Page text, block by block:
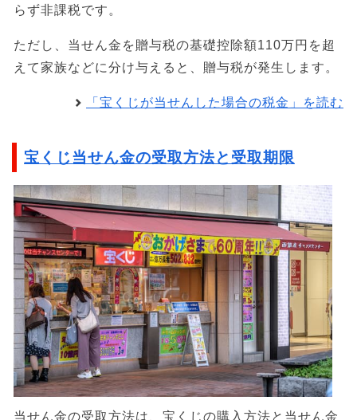
らず非課税です。
ただし、当せん金を贈与税の基礎控除額110万円を超
えて家族などに分け与えると、贈与税が発生します。
「宝くじが当せんした場合の税金」を読む
宝くじ当せん金の受取方法と受取期限
当せん金の受取方法は、宝くじの購入方法と当せん金